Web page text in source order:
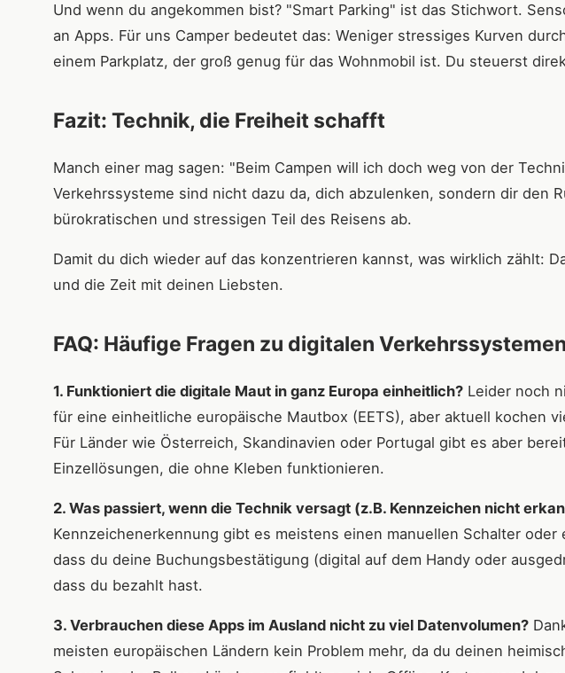
Und wenn du angekommen bist? "Smart Parking" ist das Stichwort.
an Apps. Für uns Camper bedeutet das: Weniger stressiges Kurven
einem Parkplatz, der groß genug für das Wohnmobil ist. Du steuerst
Fazit: Technik, die Freiheit schafft
Manch einer mag sagen: "Beim Campen will ich doch weg von der
Verkehrssysteme sind nicht dazu da, dich abzulenken, sondern dir den
bürokratischen und stressigen Teil des Reisens ab.
Damit du dich wieder auf das konzentrieren kannst, was wirklich zählt:
und die Zeit mit deinen Liebsten.
FAQ: Häufige Fragen zu digitalen
1. Funktioniert die digitale Maut in ganz Europa einheitlich? Leider noch
für eine einheitliche europäische Mautbox (EETS), aber aktuell kochen
Für Länder wie Österreich, Skandinavien oder Portugal gibt es aber
Einzellösungen, die ohne Kleben funktionieren.
2. Was passiert, wenn die Technik versagt (z.B. Kennzeichen nicht
Kennzeichenerkennung gibt es meistens einen manuellen Schalter
dass du deine Buchungsbestätigung (digital auf dem Handy oder
dass du bezahlt hast.
3. Verbrauchen diese Apps im Ausland nicht zu viel Datenvolumen?
meisten europäischen Ländern kein Problem mehr, da du deinen